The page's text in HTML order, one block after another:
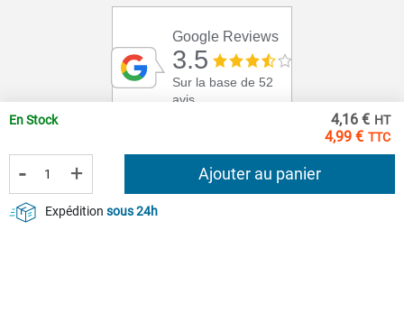
4,99 €
4,16 €
En Stock
- + Ajouter au panier
Expédition sous 24h
Google Reviews
3.5
Sur la base de 52
avis